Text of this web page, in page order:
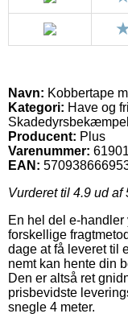
Navn: Kobbertape
Kategori: Have og
Producent: Plus
Varenummer:
EAN:
Vurderet til 4.9 ud af
En hel del e-
forskellige
dage at få leveret til
nemt kan hente din
Den er altså ret
prisbevidste
snegle 4 meter.